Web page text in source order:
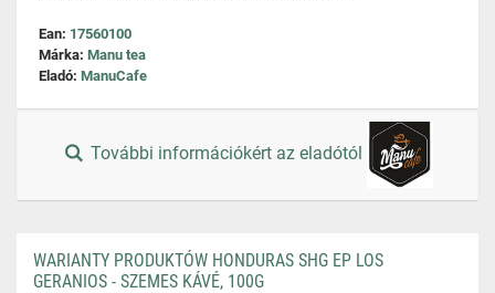
Ean: 17560100
Márka: Manu tea
Eladó: ManuCafe
További információkért az eladótól
WARIANTY PRODUKTÓW HONDURAS SHG EP LOS
GERANIOS - SZEMES KÁVÉ, 100G